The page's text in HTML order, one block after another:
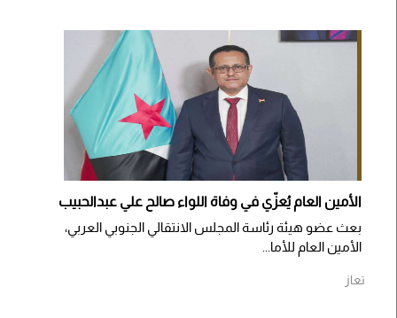
الأمين العام يُعزّي في وفاة اللواء صالح علي عبدالحبيب
بعث عضو هيئة رئاسة المجلس الانتقالي الجنوبي العربي،
الأمين العام للأما...
تعاز